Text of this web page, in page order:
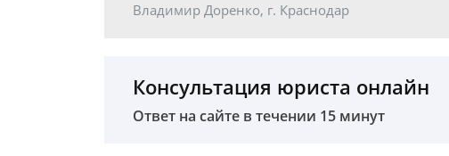
Владимир Доренко, г. Краснодар
Консультация юриста онлайн
Ответ на сайте в течении 15 минут